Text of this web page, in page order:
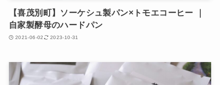
【喜茂別町】ソーケシュ製パン×トモエコーヒー ｜
自家製酵母のハードパン
2021-06-02 2023-10-31